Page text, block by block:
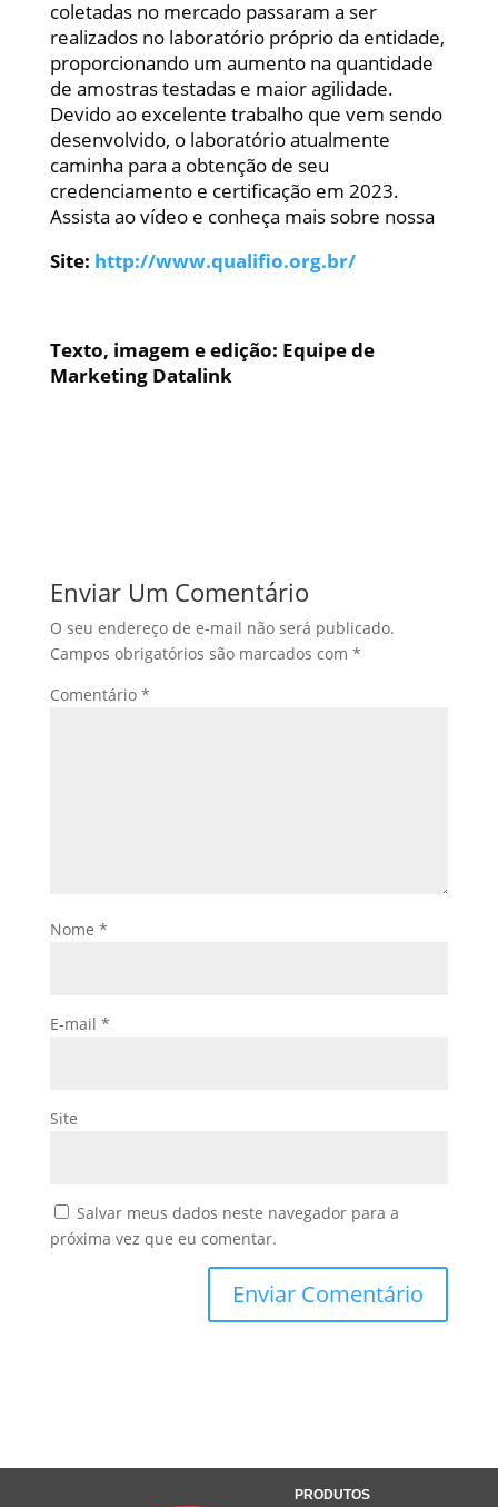
coletadas no mercado passaram a ser
realizados no laboratório próprio da entidade,
proporcionando um aumento na quantidade
de amostras testadas e maior agilidade.
Devido ao excelente trabalho que vem sendo
desenvolvido, o laboratório atualmente
caminha para a obtenção de seu
credenciamento e certificação em 2023.
Assista ao vídeo e conheça mais sobre nossa
Site: http://www.qualifio.org.br/
Texto, imagem e edição: Equipe de
Marketing Datalink
Enviar Um Comentário
O seu endereço de e-mail não será publicado.
Campos obrigatórios são marcados com *
Comentário *
Nome *
E-mail *
Site
Salvar meus dados neste navegador para a
próxima vez que eu comentar.
PRODUTOS